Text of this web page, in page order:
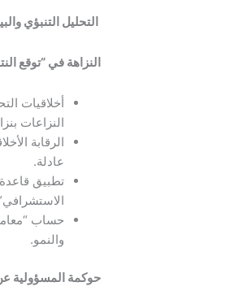
التحليل التنبؤي
النزاهة في “توقع
أخلاقيات
النزاعات
الرقابة
عادلة.
تطبيق
حساب “معامل
والنمو.
حوكمة المسؤولية